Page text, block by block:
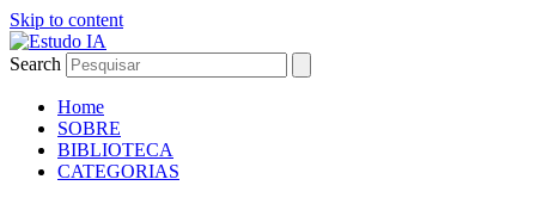
Skip to content
Search
Home
SOBRE
BIBLIOTECA
CATEGORIAS